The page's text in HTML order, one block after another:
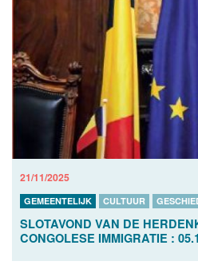
21/11/2025
GEMEENTELIJK CULTUUR
SLOTAVOND VAN DE
CONGOLESE IMMIGRATIE :